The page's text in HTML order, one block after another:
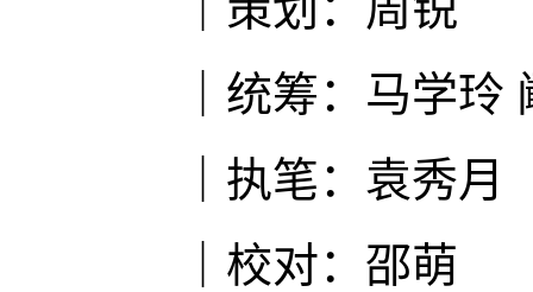
｜统筹：马学玲
｜执笔：袁秀月
｜校对：邵萌